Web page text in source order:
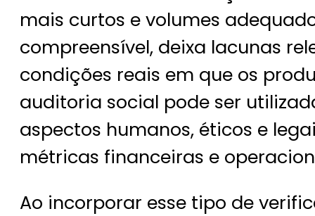
mais curtos e volumes
compreensível, deixa lacunas
condições reais em que os
auditoria social pode ser
aspectos humanos, éticos e
métricas financeiras e
Ao incorporar esse tipo de